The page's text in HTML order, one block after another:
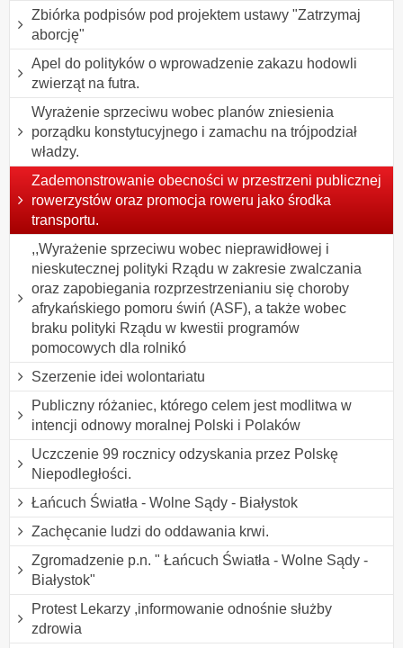
Zbiórka podpisów pod projektem ustawy "Zatrzymaj
aborcję"
Apel do polityków o wprowadzenie zakazu hodowli
zwierząt na futra.
Wyrażenie sprzeciwu wobec planów zniesienia
porządku konstytucyjnego i zamachu na trójpodział
władzy.
Zademonstrowanie obecności w przestrzeni publicznej
rowerzystów oraz promocja roweru jako środka
transportu.
,,Wyrażenie sprzeciwu wobec nieprawidłowej i
nieskutecznej polityki Rządu w zakresie zwalczania
oraz zapobiegania rozprzestrzenianiu się choroby
afrykańskiego pomoru świń (ASF), a także wobec
braku polityki Rządu w kwestii programów
pomocowych dla rolnikó
Szerzenie idei wolontariatu
Publiczny różaniec, którego celem jest modlitwa w
intencji odnowy moralnej Polski i Polaków
Uczczenie 99 rocznicy odzyskania przez Polskę
Niepodległości.
Łańcuch Światła - Wolne Sądy - Białystok
Zachęcanie ludzi do oddawania krwi.
Zgromadzenie p.n. " Łańcuch Światła - Wolne Sądy -
Białystok"
Protest Lekarzy ,informowanie odnośnie służby
zdrowia